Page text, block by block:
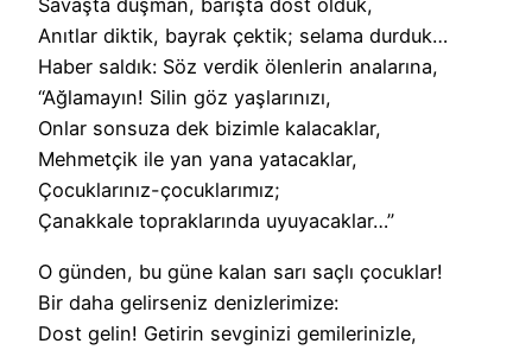
Savaşta düşman, barışta dost olduk,
Anıtlar diktik, bayrak çektik; selama durduk…
Haber saldık: Söz verdik ölenlerin analarına,
“Ağlamayın! Silin göz yaşlarınızı,
Onlar sonsuza dek bizimle kalacaklar,
Mehmetçik ile yan yana yatacaklar,
Çocuklarınız-çocuklarımız;
Çanakkale topraklarında uyuyacaklar…”
O günden, bu güne kalan sarı saçlı çocuklar!
Bir daha gelirseniz denizlerimize:
Dost gelin! Getirin sevginizi gemilerinizle,